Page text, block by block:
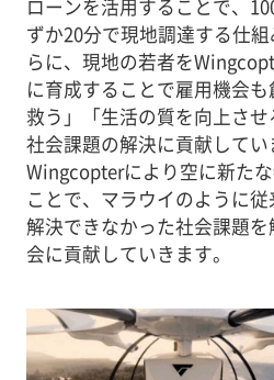
ローンを活用することで、
ずか20分で現地調達する仕
らに、現地の若者を
に育成することで雇用機会
救う」「生活の質を向上さ
社会課題の解決に貢献してい
Wingcopterにより空に新た
ことで、マラウイのように
解決できなかった社会課題
会に貢献していきます。